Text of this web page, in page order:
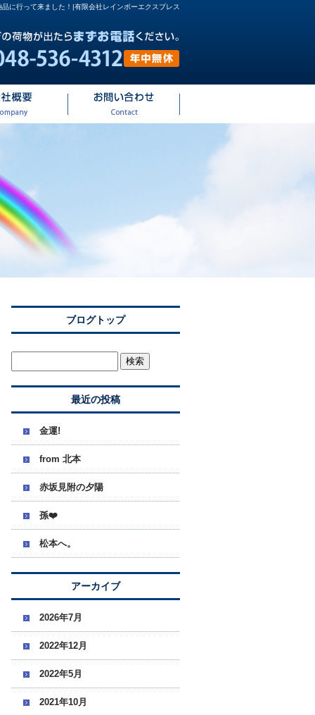
品に行って来ました！|有限会社レインボーエクスプレス
ブログトップ
最近の投稿
金運!
from 北本
赤坂見附の夕陽
孫❤️
松本へ。
アーカイブ
2026年7月
2022年12月
2022年5月
2021年10月